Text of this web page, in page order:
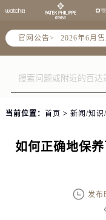
官网公告>
2026年6月
2026年6月
2026年6月
当前位置： 首页 > 新闻/知识
如何正确地保
发布